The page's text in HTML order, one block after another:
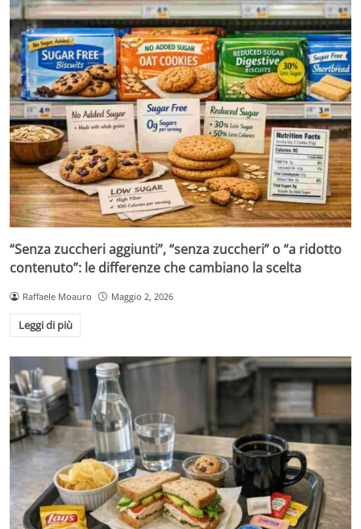
“Senza zuccheri aggiunti”, “senza zuccheri” o “a ridotto
contenuto”: le differenze che cambiano la scelta
Raffaele Moauro Maggio 2, 2026
Leggi di più